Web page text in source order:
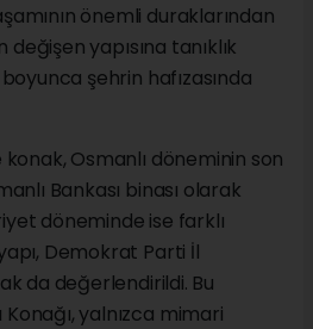
önemli duraklarından
yapısına tanıklık
şehrin hafızasında
Osmanlı döneminin son
Bankası binası olarak
döneminde ise farklı
Demokrat Parti İl
da değerlendirildi. Bu
yalnızca mimari